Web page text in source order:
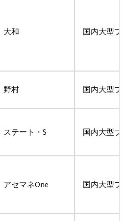
大和 国内大型
野村 国内大型
ステート・S 国内大型
アセマネOne 国内大型